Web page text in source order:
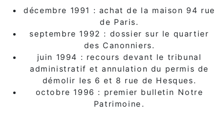
décembre 1991 : achat de la maison 94 rue
de Paris.
septembre 1992 : dossier sur le quartier
des Canonniers.
juin 1994 : recours devant le tribunal
administratif et annulation du permis de
démolir les 6 et 8 rue de Hesques.
octobre 1996 : premier bulletin Notre
Patrimoine.